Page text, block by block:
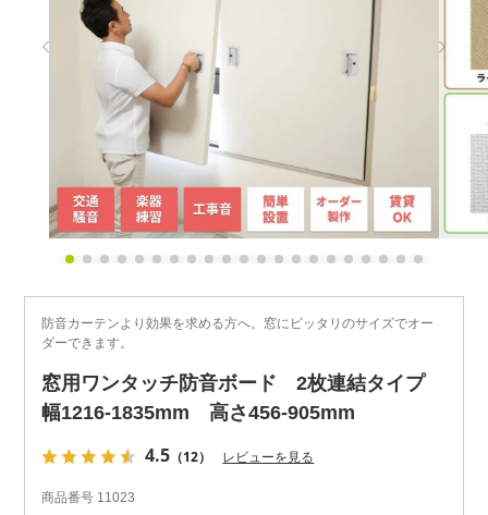
防音カーテンより効果を求める方へ。窓にピッタリのサイズでオー
ダーできます。
窓用ワンタッチ防音ボード 2枚連結タイプ
幅1216-1835mm 高さ456-905mm
4.5 （12） レビューを見る
商品番号 11023